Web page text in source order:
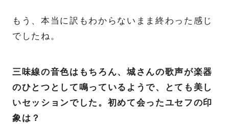
もう、本当に訳もわからないまま終わった感じ
でしたね。
三味線の音色はもちろん、城さんの歌声が楽器
のひとつとして鳴っているようで、とても美し
いセッションでした。初めて会ったユセフの印
象は？